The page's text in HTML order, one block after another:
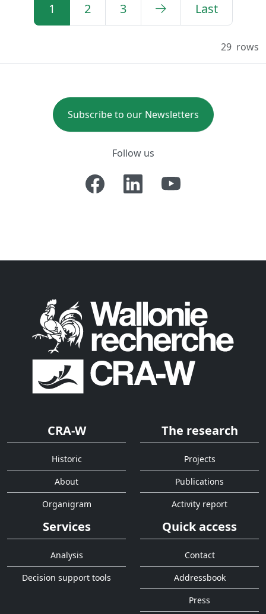
1 2 3 Last
29 rows
Subscribe to our Newsletters
Follow us
CRA-W
Historic
About
Organigram
The research
Projects
Publications
Activity report
Services
Analysis
Decision support tools
Quick access
Contact
Addressbook
Press